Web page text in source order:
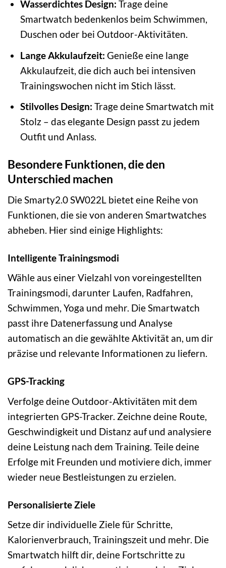
Wasserdichtes Design: Trage deine
Smartwatch bedenkenlos beim Schwimmen,
Duschen oder bei Outdoor-Aktivitäten.
Lange Akkulaufzeit: Genieße eine lange
Akkulaufzeit, die dich auch bei intensiven
Trainingswochen nicht im Stich lässt.
Stilvolles Design: Trage deine Smartwatch mit
Stolz – das elegante Design passt zu jedem
Outfit und Anlass.
Besondere Funktionen, die den
Unterschied machen
Die Smarty2.0 SW022L bietet eine Reihe von
Funktionen, die sie von anderen Smartwatches
abheben. Hier sind einige Highlights:
Intelligente Trainingsmodi
Wähle aus einer Vielzahl von voreingestellten
Trainingsmodi, darunter Laufen, Radfahren,
Schwimmen, Yoga und mehr. Die Smartwatch
passt ihre Datenerfassung und Analyse
automatisch an die gewählte Aktivität an, um dir
präzise und relevante Informationen zu liefern.
GPS-Tracking
Verfolge deine Outdoor-Aktivitäten mit dem
integrierten GPS-Tracker. Zeichne deine Route,
Geschwindigkeit und Distanz auf und analysiere
deine Leistung nach dem Training. Teile deine
Erfolge mit Freunden und motiviere dich, immer
wieder neue Bestleistungen zu erzielen.
Personalisierte Ziele
Setze dir individuelle Ziele für Schritte,
Kalorienverbrauch, Trainingszeit und mehr. Die
Smartwatch hilft dir, deine Fortschritte zu